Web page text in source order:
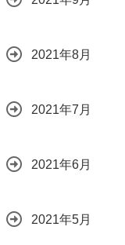
2021年8月
2021年7月
2021年6月
2021年5月